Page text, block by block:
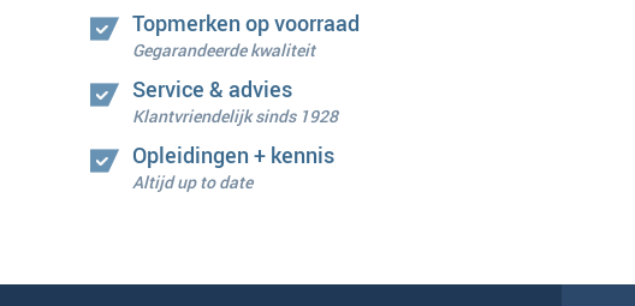
Topmerken op voorraad
Gegarandeerde kwaliteit
Service & advies
Klantvriendelijk sinds 1928
Opleidingen + kennis
Altijd up to date